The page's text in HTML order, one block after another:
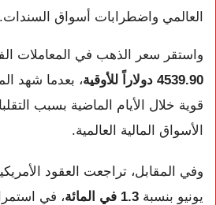
العالمي واضطرابات أسواق السندات.
واستقر سعر الذهب في المعاملات
4539.90 دولاراً للأوقية
، بعدما شهد
قوية خلال الأيام الماضية بسبب
الأسواق المالية العالمية.
وفي المقابل، تراجعت العقود
يونيو بنسبة 1.3 في المائة
، في